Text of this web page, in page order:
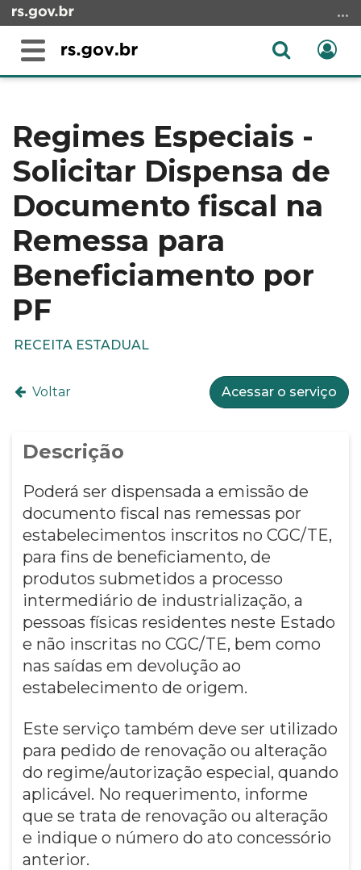
para
conteúdo
menu
para
busca
Alterna
Abrir
conteúdo
Regimes Especiais -
Solicitar Dispensa de
Documento fiscal na
Remessa para
Beneficiamento por
PF
RECEITA ESTADUAL
Voltar Acessar o serviço
Descrição
Poderá ser dispensada a emissão de
documento fiscal nas remessas por
estabelecimentos inscritos no CGC/TE,
para fins de beneficiamento, de
produtos submetidos a processo
intermediário de industrialização, a
pessoas físicas residentes neste Estado
e não inscritas no CGC/TE, bem como
nas saídas em devolução ao
estabelecimento de origem.
Este serviço também deve ser utilizado
para pedido de renovação ou alteração
do regime/autorização especial, quando
aplicável. No requerimento, informe
que se trata de renovação ou alteração
e indique o número do ato concessório
anterior.